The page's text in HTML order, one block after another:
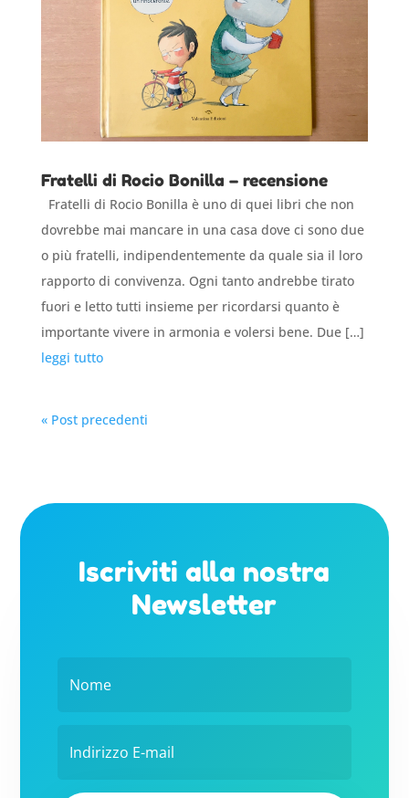
Fratelli di Rocio Bonilla – recensione
Fratelli di Rocio Bonilla è uno di quei libri che non
dovrebbe mai mancare in una casa dove ci sono due
o più fratelli, indipendentemente da quale sia il loro
rapporto di convivenza. Ogni tanto andrebbe tirato
fuori e letto tutti insieme per ricordarsi quanto è
importante vivere in armonia e volersi bene. Due […]
leggi tutto
« Post precedenti
Iscriviti alla nostra
Newsletter